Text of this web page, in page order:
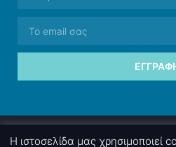
Η ιστοσελίδα μας χρησιμοποιεί